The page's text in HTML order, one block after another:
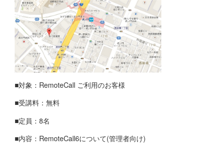
■対象：RemoteCall ご利用のお客様
■受講料：無料
■定員：8名
■内容：RemoteCall6について(管理者向け)